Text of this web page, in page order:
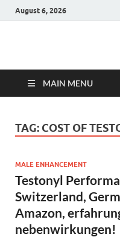
August 6, 2026
Hulk
MAIN MENU
TAG: COST OF
MALE ENHANCEMENT
Testonyl
Switzerland,
Amazon,
nebenwirkungen!